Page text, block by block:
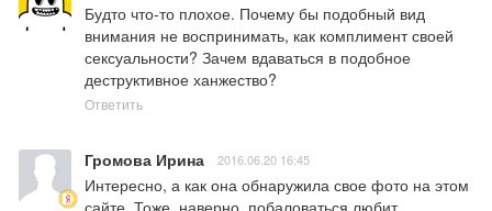
Будто что-то плохое. Почему бы подобный вид
внимания не воспринимать, как комплимент своей
сексуальности? Зачем вдаваться в подобное
деструктивное ханжество?
Ответить
Громова Ирина 2016.06.20 16:45
Интересно, а как она обнаружила свое фото на этом
сайте. Тоже, наверно, побаловаться любит.